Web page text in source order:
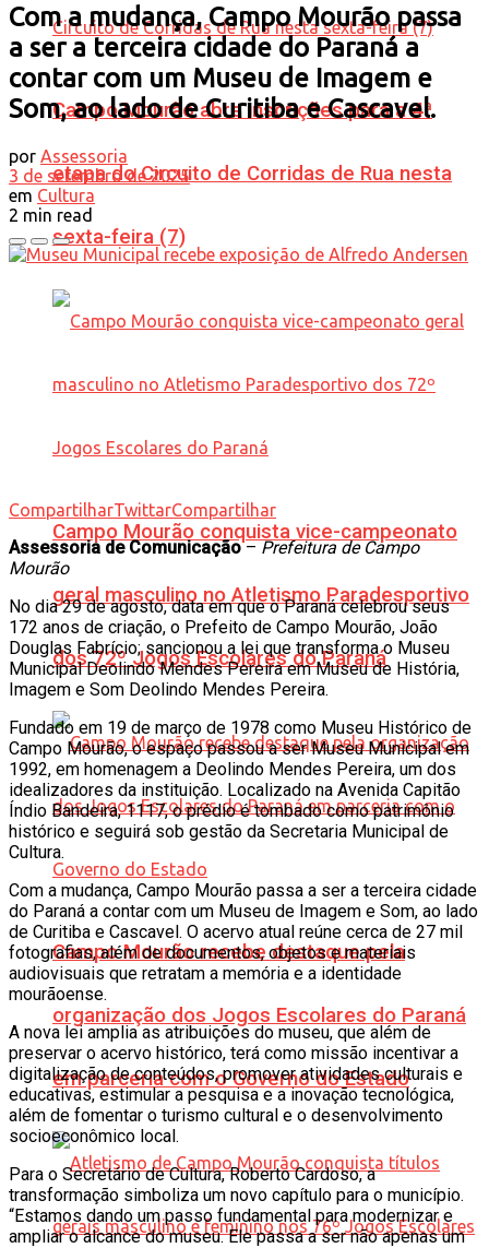
Campo Mourão abre inscrições para a 4ª
etapa do Circuito de Corridas de Rua nesta
sexta-feira (7)
Campo Mourão conquista vice-campeonato
geral masculino no Atletismo Paradesportivo
dos 72º Jogos Escolares do Paraná
Campo Mourão recebe destaque pela
organização dos Jogos Escolares do Paraná
em parceria com o Governo do Estado
Com a mudança, Campo Mourão passa
a ser a terceira cidade do Paraná a
contar com um Museu de Imagem e
Som, ao lado de Curitiba e Cascavel.
por Assessoria
3 de setembro de 2025
em Cultura
2 min read
CompartilharTwittarCompartilhar
Assessoria de Comunicação–Prefeitura de Campo
Mourão
No dia 29 de agosto, data em que o Paraná celebrou seus
172 anos de criação, o Prefeito de Campo Mourão, João
Douglas Fabrício; sancionou a lei que transforma o Museu
Municipal Deolindo Mendes Pereira em Museu de História,
Imagem e Som Deolindo Mendes Pereira.
Fundado em 19 de março de 1978 como Museu Histórico de
Campo Mourão, o espaço passou a ser Museu Municipal em
1992, em homenagem a Deolindo Mendes Pereira, um dos
idealizadores da instituição. Localizado na Avenida Capitão
Índio Bandeira, 1117, o prédio é tombado como patrimônio
histórico e seguirá sob gestão da Secretaria Municipal de
Cultura.
Com a mudança, Campo Mourão passa a ser a terceira cidade
do Paraná a contar com um Museu de Imagem e Som, ao lado
de Curitiba e Cascavel. O acervo atual reúne cerca de 27 mil
fotografias, além de documentos, objetos e materiais
audiovisuais que retratam a memória e a identidade
mourãoense.
A nova lei amplia as atribuições do museu, que além de
preservar o acervo histórico, terá como missão incentivar a
digitalização de conteúdos, promover atividades culturais e
educativas, estimular a pesquisa e a inovação tecnológica,
além de fomentar o turismo cultural e o desenvolvimento
socioeconômico local.
Para o Secretário de Cultura, Roberto Cardoso, a
transformação simboliza um novo capítulo para o município.
“Estamos dando um passo fundamental para modernizar e
ampliar o alcance do museu. Ele passa a ser não apenas um